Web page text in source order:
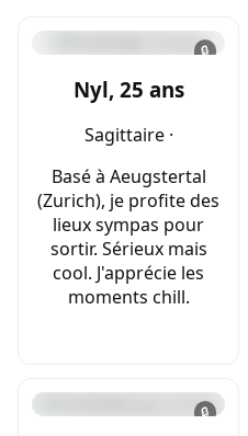
🔒
Nyl, 25 ans
Sagittaire ·
Basé à Aeugstertal
(Zurich), je profite des
lieux sympas pour
sortir. Sérieux mais
cool. J'apprécie les
moments chill.
🔒